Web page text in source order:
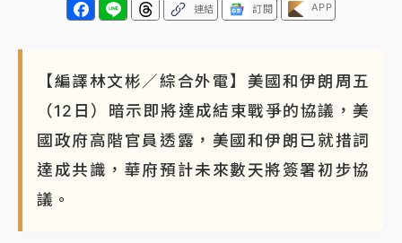
連結 訂閱 APP
【編譯林文彬／綜合外電】美國和伊朗周五
（12日）暗示即將達成結束戰爭的協議，美
國政府高階官員透露，美國和伊朗已就措詞
達成共識，華府預計未來數天將簽署初步協
議。